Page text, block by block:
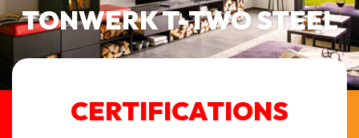
TONWERK T-TWO STEEL
CERTIFICATIONS